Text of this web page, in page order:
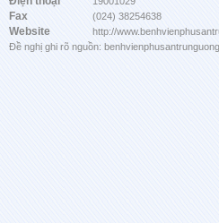
Fax (024) 38254638
Website
http://
Đề nghị ghi rõ nguồn: